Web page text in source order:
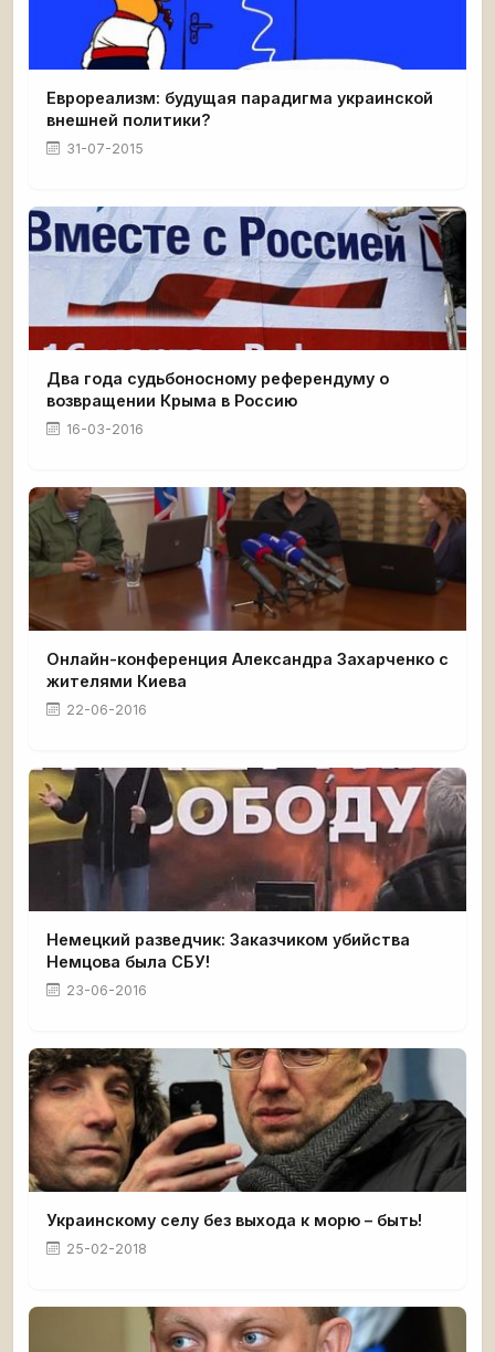
Еврореализм: будущая парадигма украинской
внешней политики?
31-07-2015
Два года судьбоносному референдуму о
возвращении Крыма в Россию
16-03-2016
Онлайн-конференция Александра Захарченко с
жителями Киева
22-06-2016
Немецкий разведчик: Заказчиком убийства
Немцова была СБУ!
23-06-2016
Украинскому селу без выхода к морю – быть!
25-02-2018